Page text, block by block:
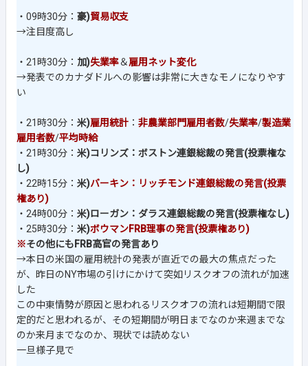
・09時30分： 豪)貿易収支
→注目度高し
・21時30分： 加)失業率＆雇用ネット変化
→発表でのカナダドルへの影響は非常に大きなモノになりやす
い
・21時30分： 米)雇用統計 ： 非農業部門雇用者数/失業率/製造業
雇用者数/平均時給
・21時30分： 米)コリンズ：ボストン連銀総裁の発言(投票権な
し)
・22時15分： 米)バーキン：リッチモンド連銀総裁の発言(投票
権あり)
・24時00分： 米)ローガン：ダラス連銀総裁の発言(投票権なし)
・25時30分： 米)ボウマンFRB理事の発言(投票権あり)
※その他にもFRB高官の発言あり
→本日の米国の雇用統計の発表が直近での最大の焦点だった
が、昨日のNY市場の引けにかけて突如リスクオフの流れが加速
した
この中東情勢が原因と思われるリスクオフの流れは短期間で限
定的だと思われるが、その短期間が明日までなのか来週までな
のか来月までなのか、現状では読めない
一旦様子見で